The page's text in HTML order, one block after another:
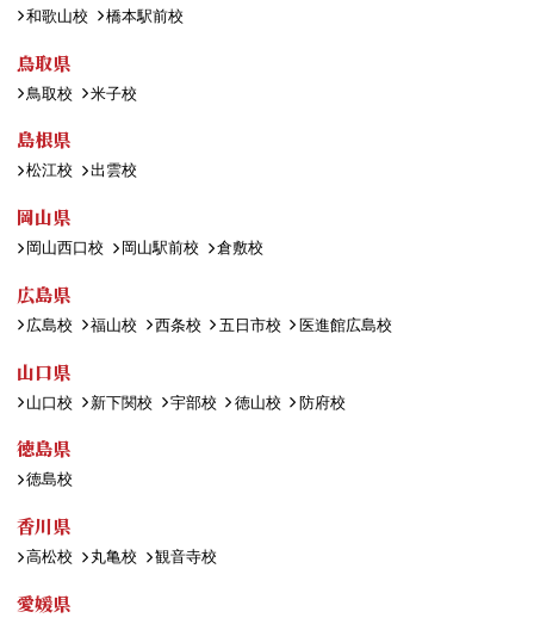
和歌山校 橋本駅前校
鳥取県
鳥取校 米子校
島根県
松江校 出雲校
岡山県
岡山西口校 岡山駅前校 倉敷校
広島県
広島校 福山校 西条校 五日市校 医進館広島校
山口県
山口校 新下関校 宇部校 徳山校 防府校
徳島県
徳島校
香川県
高松校 丸亀校 観音寺校
愛媛県